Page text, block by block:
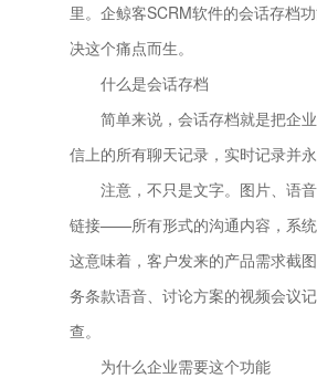
里。企鲸客SCRM软件的会话存档
决这个痛点而生。
什么是会话存档
简单来说，会话存档就是把企业
信上的所有聊天记录，实时记录并永
注意，不只是文字。图片、语音
链接——所有形式的沟通内容，系统
这意味着，客户发来的产品需求截
务条款语音、讨论方案的视频会议
查。
为什么企业需要这个功能